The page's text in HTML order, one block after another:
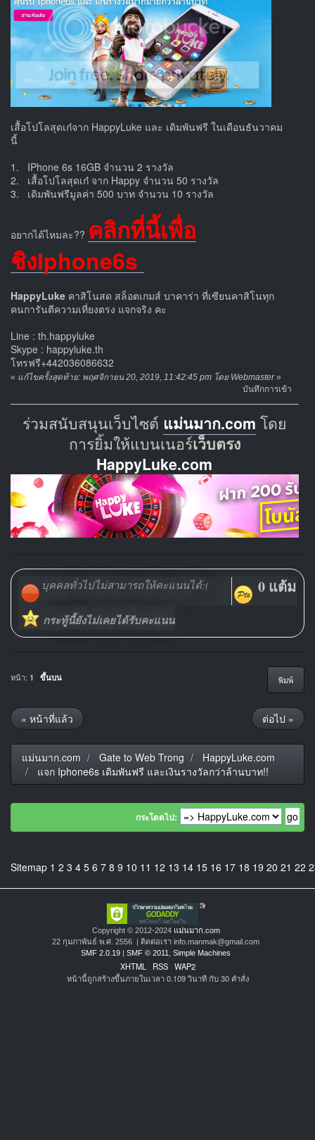
เสื้อโปโลสุดเก๋จาก HappyLuke และ เดิมพันฟรี ในเดือนธันวาคม
นี้
1. IPhone 6s 16GB จำนวน 2 รางวัล
2. เสื้อโปโลสุดเก๋ จาก Happy จำนวน 50 รางวัล
3. เดิมพันฟรีมูลค่า 500 บาท จำนวน 10 รางวัล
อยากได้ไหมละ?? คลิกที่นี้เพื่อ
ชิงIphone6s
HappyLuke คาสิโนสด สล็อตเกมส์ บาคาร่า ที่เซียนคาสิโนทุก
คนการันตีความเที่ยงตรง แจกจริง คะ
Line : th.happyluke
Skype : happyluke.th
โทรฟรี+442036086632
« แก้ไขครั้งสุดท้าย: พฤศจิกายน 20, 2019, 11:42:45 pm โดย Webmaster»
บันทึกการเข้า
ร่วมสนับสนุนเว็บไซต์ แม่นมาก.com โดย
การยิ้มให้แบนเนอร์เว็บตรง
HappyLuke.com
บุคคลทั่วไปไม่สามารถให้คะแนนได้:( 0 แต้ม
กระทู้นี้ยังไม่เคยได้รับคะแนน
พิมพ์
หน้า: 1 ขึ้นบน
« หน้าที่แล้ว ต่อไป »
แม่นมาก.com Gate to Web Trong
HappyLuke.com
แจก Iphone6s เดิมพันฟรี และเงินรางวัลกว่าล้านบาท!!
กระโดดไป:
Sitemap 1 2 3 4 5 6 7 8 9 10 11 12 13 14 15 16 17 18 19 20 21 22
Copyright © 2012-2024 แม่นมาก.com
22 กุมภาพันธ์ พ.ศ. 2556 | ติดต่อเรา info.manmak@gmail.com
SMF 2.0.19 | SMF © 2011 Simple Machines
XHTML RSS WAP2
หน้านี้ถูกสร้างขึ้นภายในเวลา 0.109 วินาที กับ 30 คำสั่ง